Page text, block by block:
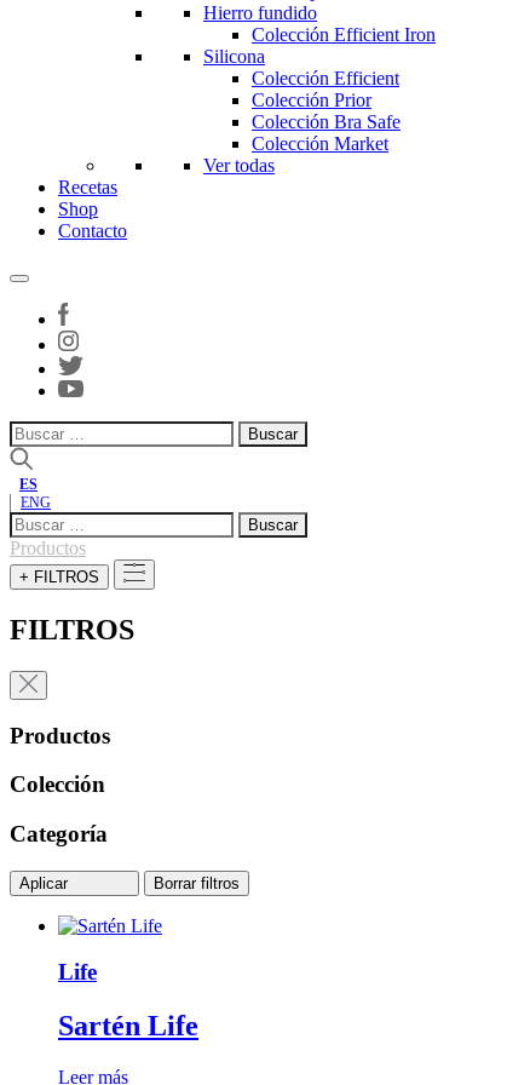
Hierro fundido
Colección Efficient Iron
Silicona
Colección Efficient
Colección Prior
Colección Bra Safe
Colección Market
Ver todas
Recetas
Shop
Contacto
Buscar:
ES
ENG
Buscar:
Productos
+ FILTROS
FILTROS
Productos
Colección
Categoría
Aplicar Borrar filtros
Life
Sartén Life
Leer más